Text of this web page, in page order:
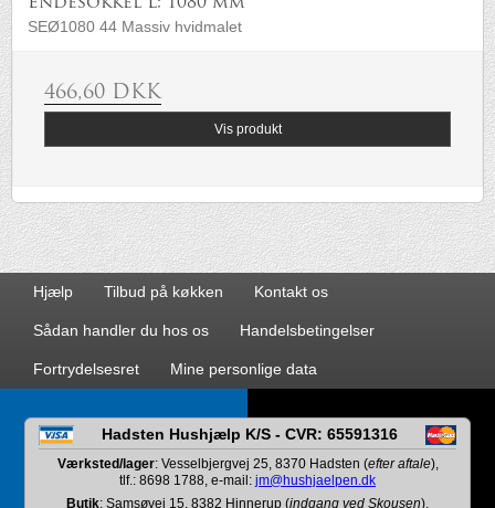
SEØ1080 44 Massiv hvidmalet
466,60 DKK
Vis produkt
Hjælp Tilbud på køkken Kontakt os
Sådan handler du hos os Handelsbetingelser
Fortrydelsesret Mine personlige data
Hadsten Hushjælp K/S - CVR: 65591316
Værksted/lager: Vesselbjergvej 25, 8370 Hadsten (efter aftale),
tlf.: 8698 1788, e-mail: jm@hushjaelpen.dk
Butik: Samsøvej 15, 8382 Hinnerup (indgang ved Skousen),